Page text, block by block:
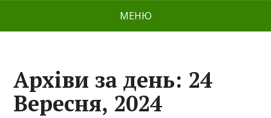
МЕНЮ
Архіви за день: 24
Вересня, 2024